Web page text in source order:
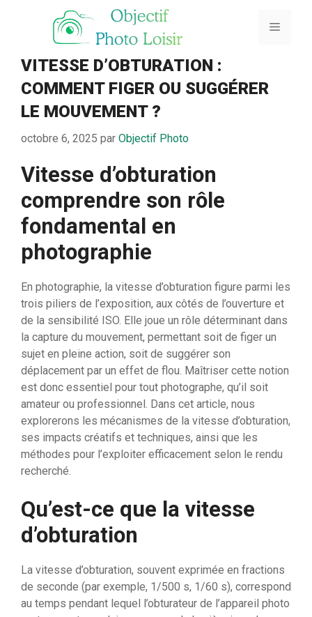
Menu
VITESSE D’OBTURATION :
COMMENT FIGER OU SUGGÉRER
LE MOUVEMENT ?
octobre 6, 2025 par Objectif Photo
Vitesse d’obturation
comprendre son rôle
fondamental en
photographie
En photographie, la vitesse d’obturation figure parmi les
trois piliers de l’exposition, aux côtés de l’ouverture et
de la sensibilité ISO. Elle joue un rôle déterminant dans
la capture du mouvement, permettant soit de figer un
sujet en pleine action, soit de suggérer son
déplacement par un effet de flou. Maîtriser cette notion
est donc essentiel pour tout photographe, qu’il soit
amateur ou professionnel. Dans cet article, nous
explorerons les mécanismes de la vitesse d’obturation,
ses impacts créatifs et techniques, ainsi que les
méthodes pour l’exploiter efficacement selon le rendu
recherché.
Qu’est-ce que la vitesse
d’obturation
La vitesse d’obturation, souvent exprimée en fractions
de seconde (par exemple, 1/500 s, 1/60 s), correspond
au temps pendant lequel l’obturateur de l’appareil photo